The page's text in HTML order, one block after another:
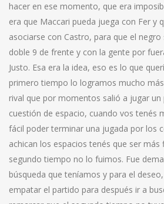
hacer en ese momento, que era
era que Maccari pueda juega con Fer y
asociarse con Castro, para que el
doble 9 de frente y con la gente por
Justo. Esa era la idea, eso es lo que
primero tiempo lo logramos mucho
rival que por momentos salió a jugar un
cuestión de espacio, cuando vos tenés
fácil poder terminar una jugada por los
achican los espacios tenés que ser
segundo tiempo no lo fuimos. Fue
búsqueda que teníamos y para el
empatar el partido para después ir a